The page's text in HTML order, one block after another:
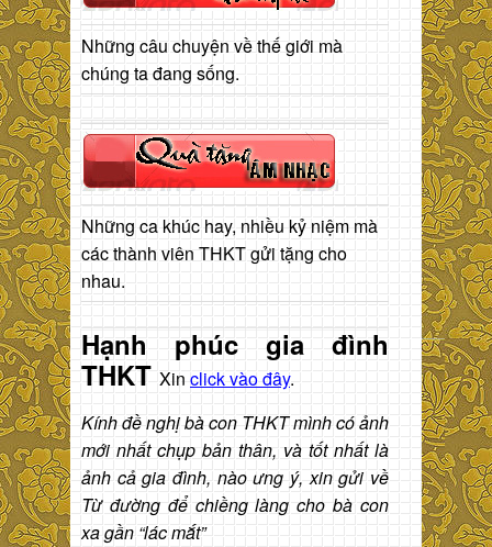
Những câu chuyện về thế giới mà
chúng ta đang sống.
Những ca khúc hay, nhiều kỷ niệm mà
các thành viên THKT gửi tặng cho
nhau.
Hạnh phúc gia đình
THKT Xin click vào đây.
Kính đề nghị bà con THKT mình có ảnh
mới nhất chụp bản thân, và tốt nhất là
ảnh cả gia đình, nào ưng ý, xin gửi về
Từ đường để chiềng làng cho bà con
xa gần “lác mắt”